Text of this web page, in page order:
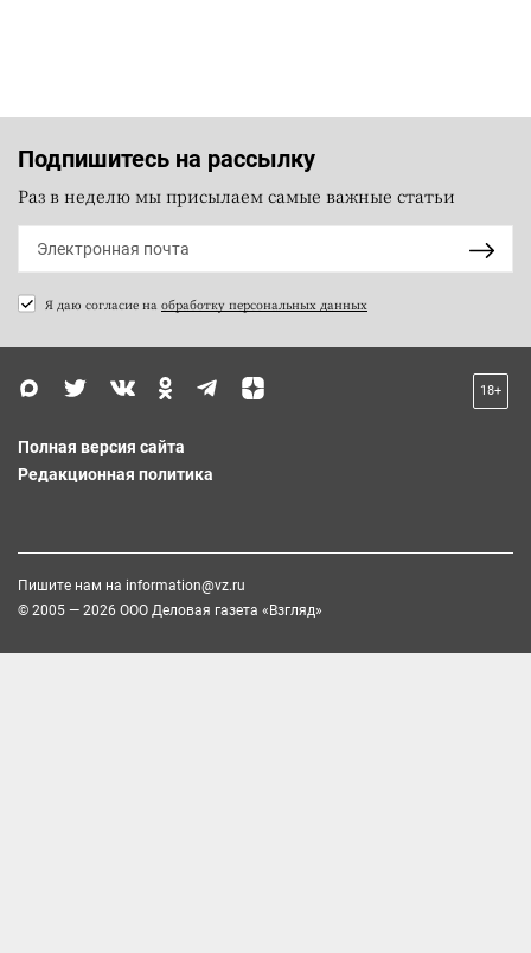
Подпишитесь на рассылку
Раз в неделю мы присылаем самые важные статьи
Я даю согласие на обработку персональных данных
18+
Полная версия сайта
Редакционная политика
Пишите нам на information@vz.ru
© 2005 — 2026 ООО Деловая газета «Взгляд»